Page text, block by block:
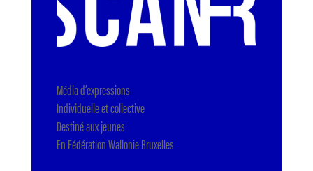
Média d’expressions
Individuelle et collective
Destiné aux jeunes
En Fédération Wallonie Bruxelles